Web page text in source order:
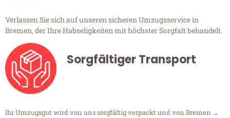
Verlassen Sie sich auf unseren sicheren Umzugsservice in
Bremen, der Ihre Habseligkeiten mit höchster Sorgfalt behandelt.
Sorgfältiger Transport
Ihr Umzugsgut wird von uns sorgfältig verpackt und von Bremen →